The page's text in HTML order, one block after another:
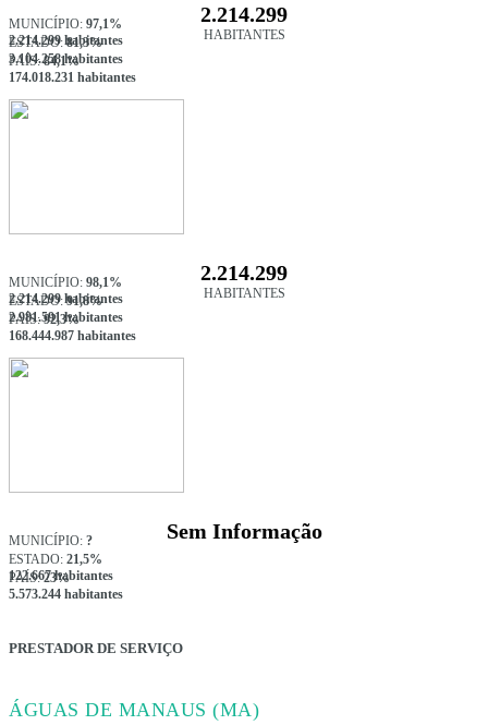
2.214.299
HABITANTES
MUNICÍPIO: 97,1%
2.214.299 habitantes
ESTADO:81,3%
3.104.258 habitantes
PAÍS:84,1%
174.018.231 habitantes
2.214.299
HABITANTES
MUNICÍPIO: 98,1%
2.214.299 habitantes
ESTADO:91,8%
2.981.591 habitantes
PAÍS:92,3%
168.444.987 habitantes
Sem Informação
MUNICÍPIO: ?
ESTADO: 21,5%
122.667 habitantes
PAÍS:23%
5.573.244 habitantes
PRESTADOR DE SERVIÇO
ÁGUAS DE MANAUS (MA)